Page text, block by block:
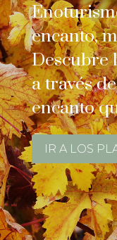
encanto,
Descubre
a través
encanto
IR A LOS